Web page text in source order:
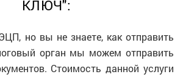
КЛЮЧ":
но вы не знаете, как отправить
орган мы можем отправить
Стоимость данной услуги